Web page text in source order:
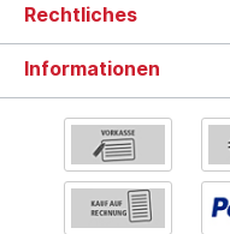
Rechtliches
Informationen